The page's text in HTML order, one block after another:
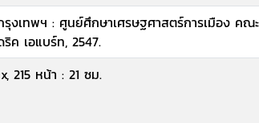
รุงเทพฯ : ศูนย์ศึกษาเศรษฐศาสตร์การเมือง ค
ริค เอแบร์ท, 2547.
215 หน้า : 21 ซม.